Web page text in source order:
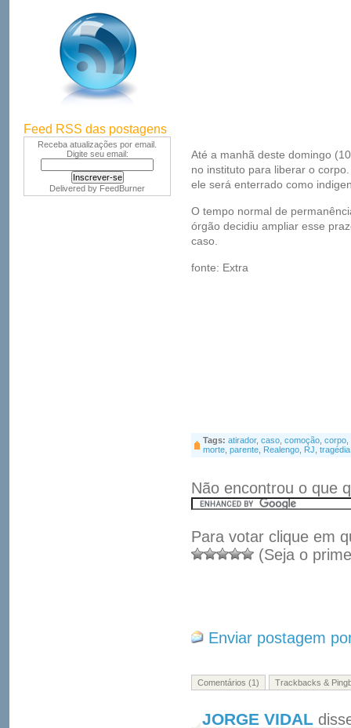
Feed RSS das postagens
Receba atualizações por email.
Digite seu email:
Delivered by FeedBurner
Até a manhã deste domingo
no instituto para liberar o
ele será enterrado como
O tempo normal de
órgão decidiu ampliar esse
caso.
fonte: Extra
Tags: atirador, caso comoção corpo
morte parente Realengo RJ tragédia
Não encontrou o que
Para votar clique em
(Seja o
Enviar postagem
Comentários (1) Trackbacks &
JORGE VIDAL